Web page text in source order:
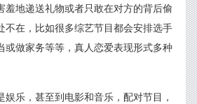
羞地递送礼物或者只敢在对方的背后偷
不在，比如很多综艺节目都会安排选手
或做家务等等，真人恋爱表现形式多种
乐，甚至到电影和音乐，配对节目，